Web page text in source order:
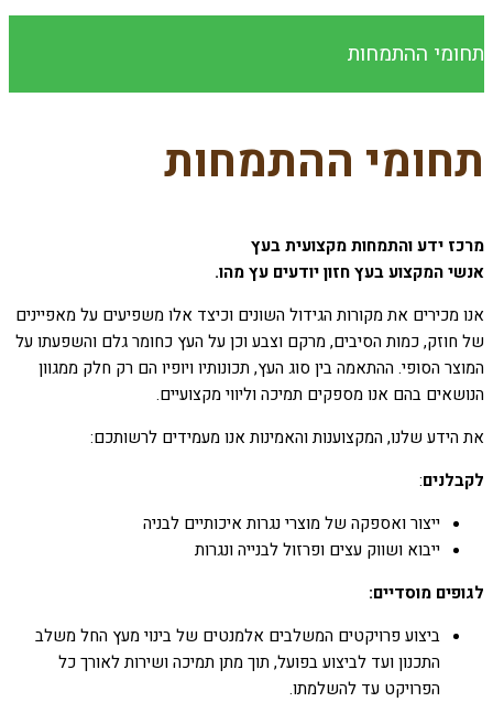
תחומי ההתמחות
תחומי ההתמחות
מרכז ידע והתמחות מקצועית בעץ
אנשי המקצוע בעץ חזון יודעים עץ מהו.
אנו מכירים את מקורות הגידול השונים וכיצד אלו משפיעים על מאפיינים
של חוזק, כמות הסיבים, מרקם וצבע וכן על העץ כחומר גלם והשפעתו על
המוצר הסופי. ההתאמה בין סוג העץ, תכונותיו ויופיו הם רק חלק ממגוון
הנושאים בהם אנו מספקים תמיכה וליווי מקצועיים.
את הידע שלנו, המקצוענות והאמינות אנו מעמידים לרשותכם:
לקבלנים:
ייצור ואספקה של מוצרי נגרות איכותיים לבניה
ייבוא ושווק עצים ופרזול לבנייה ונגרות
לגופים מוסדיים:
ביצוע פרויקטים המשלבים אלמנטים של בינוי מעץ החל משלב
התכנון ועד לביצוע בפועל, תוך מתן תמיכה ושירות לאורך כל
הפרויקט עד להשלמתו.